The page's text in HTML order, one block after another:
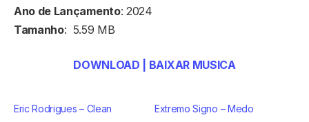
Ano de Lançamento: 2024
Tamanho: 5.59 MB
DOWNLOAD | BAIXAR MUSICA
Eric Rodrigues – Clean
Extremo Signo – Medo